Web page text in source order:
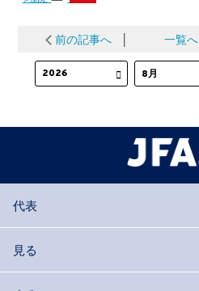
前の記事へ 一覧へ
代表
見る